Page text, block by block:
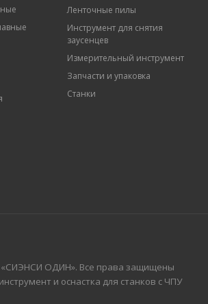
Ленточные пилы
Инструмент для снятия
заусенцев
Измерительный инструмент
Запчасти и упаковка
Станки
ОДИН». Все права защищены
и оснастка для станков с ЧПУ